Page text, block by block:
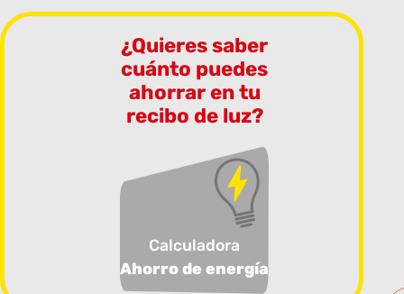
¿Quieres saber
cuánto puedes
ahorrar en tu
recibo de luz?
Calculadora
Ahorro de energía